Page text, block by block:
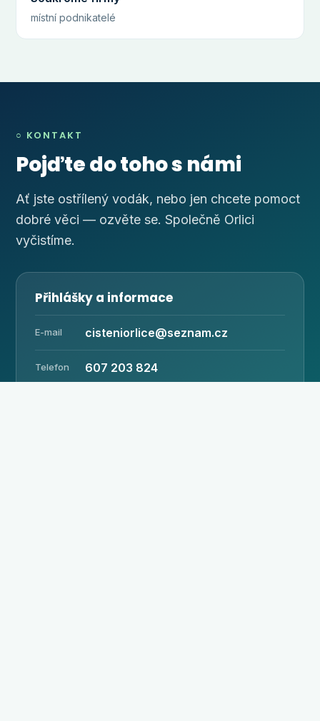
místní podnikatelé
○ KONTAKT
Pojďte do toho s námi
Ať jste ostřílený vodák, nebo jen chcete pomoct
dobré věci — ozvěte se. Společně Orlici
vyčistíme.
Přihlášky a informace
E-mail cisteniorlice@seznam.cz
Telefon 607 203 824